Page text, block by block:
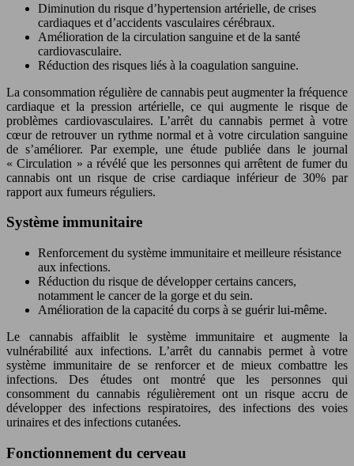
Diminution du risque d’hypertension artérielle, de crises
cardiaques et d’accidents vasculaires cérébraux.
Amélioration de la circulation sanguine et de la santé
cardiovasculaire.
Réduction des risques liés à la coagulation sanguine.
La consommation régulière de cannabis peut augmenter la fréquence
cardiaque et la pression artérielle, ce qui augmente le risque de
problèmes cardiovasculaires. L’arrêt du cannabis permet à votre
cœur de retrouver un rythme normal et à votre circulation sanguine
de s’améliorer. Par exemple, une étude publiée dans le journal
« Circulation » a révélé que les personnes qui arrêtent de fumer du
cannabis ont un risque de crise cardiaque inférieur de 30% par
rapport aux fumeurs réguliers.
Système immunitaire
Renforcement du système immunitaire et meilleure résistance
aux infections.
Réduction du risque de développer certains cancers,
notamment le cancer de la gorge et du sein.
Amélioration de la capacité du corps à se guérir lui-même.
Le cannabis affaiblit le système immunitaire et augmente la
vulnérabilité aux infections. L’arrêt du cannabis permet à votre
système immunitaire de se renforcer et de mieux combattre les
infections. Des études ont montré que les personnes qui
consomment du cannabis régulièrement ont un risque accru de
développer des infections respiratoires, des infections des voies
urinaires et des infections cutanées.
Fonctionnement du cerveau